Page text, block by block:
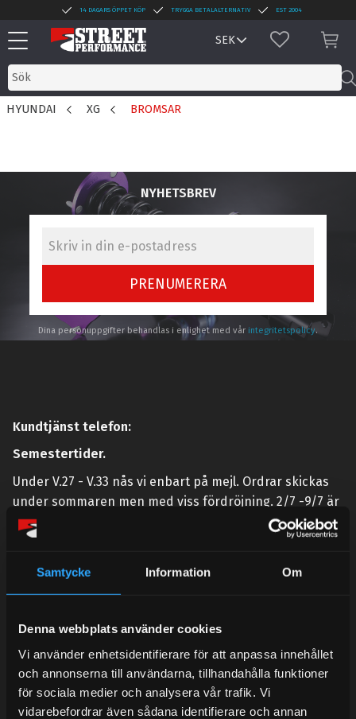
Samtycke Information Om
Denna webbplats använder cookies
Vi använder enhetsidentifierare för att anpassa innehållet
och annonserna till användarna, tillhandahålla funktioner
för sociala medier och analysera vår trafik. Vi
vidarebefordrar även sådana identifierare och annan
Meny
14 DAGARS ÖPPET KÖP TRYGGA BETALALTERNATIV EST 2004
FAVORITER
HYUNDAI XG BROMSAR
NYHETSBREV
PRENUMERERA
Dina personuppgifter behandlas i enlighet med vår integritetspolicy.
Kundtjänst telefon:
Semestertider.
Under V.27 - V.33 nås vi enbart på mejl. Ordrar skickas
under sommaren men med viss fördröjning. 2/7 -9/7 är
det helt stängt.
Mån-Tors: 10:30-15:00
Lunchstängt 12:00-13:00
info@streetperformance.se